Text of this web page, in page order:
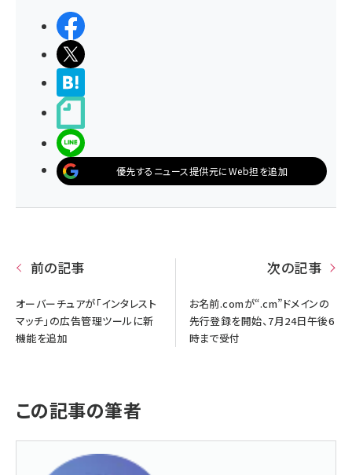
優先するニュース提供元にWeb担を追加
前の記事
オーバーチュアが「インタレスト
マッチ」の広告管理ツールに新
機能を追加
次の記事
お名前.comが“.cm”ドメインの
先行登録を開始、7月24日午後6
時まで受付
この記事の筆者